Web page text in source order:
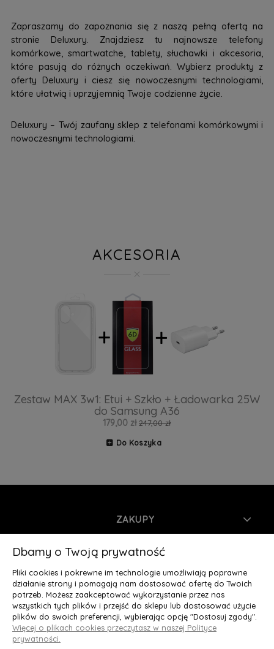
Zapraszamy do zapoznania się z naszą pełną ofertą na
stronie Deluxury. Znajdziesz tu najnowsze telefony
komórkowe, smartwatche, tablety, słuchawki i akcesoria,
które pasują do różnych oczekiwań. Wybierz produkty z
oferty Deluxury i ciesz się nowoczesnymi technologiami,
które ułatwią i uprzyjemnią Twoje codzienne życie.
Deluxury – Twój zaufany sklep z telefonami komórkowymi i
nowoczesnymi technologiami.
AKCESORIA
Zestaw MAX 3w1: Etui + Szkło + Ładowarka 25W
do Samsung A36
179,00 zł 247,00 zł
Do Koszyka
ZAKUPY
INFORMACJE
MOJE KONTO
O NAS
Deluxury.pl
Dbamy o Twoją prywatność
Pliki cookies i pokrewne im technologie umożliwiają poprawne
działanie strony i pomagają nam dostosować ofertę do Twoich
potrzeb. Możesz zaakceptować wykorzystanie przez nas
wszystkich tych plików i przejść do sklepu lub dostosować użycie
plików do swoich preferencji, wybierając opcję "Dostosuj zgody".
Więcej o plikach cookies przeczytasz w naszej Polityce
prywatności.